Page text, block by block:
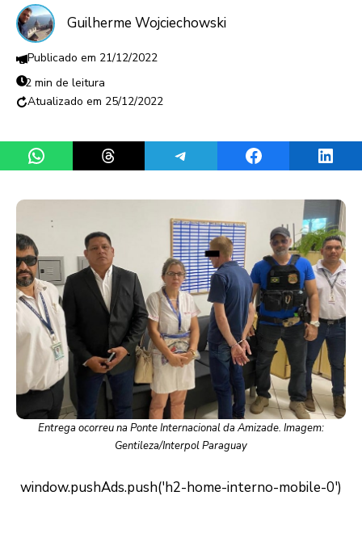
Guilherme Wojciechowski
21/12/2022
2 min de leitura
25/12/2022
Share on WhatsAppShare on ThreadsShare on TelegramShare on Facebook
Entrega ocorreu na Ponte Internacional da Amizade. Imagem:
Gentileza/Interpol Paraguay